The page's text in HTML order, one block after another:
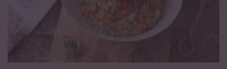
Carnaroli-Reis* 90%, Paprika* 4%, Salz*, Reismehl*,
Maisstärke*, Zwiebeln*,
*, Karotten*, Petersilie*, Lauch
Miso-Würzpulver* (
*, Reis*, Wasser, Salz, Koji-Ferment),